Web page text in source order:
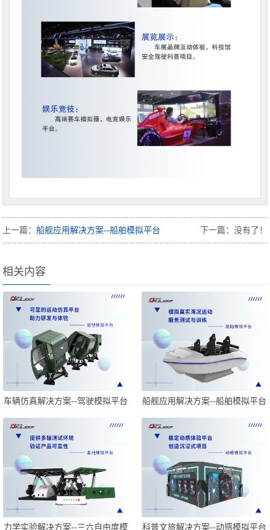
上一篇：船舰应用解决方案--船舶模拟平台 下一篇：没有了！
相关内容
车辆仿真解决方案--驾驶模拟平台 船舰应用解决方案--船舶模拟平台
力学实验解决方案--三六自由度模 科普文旅解决方案--动感模拟平台